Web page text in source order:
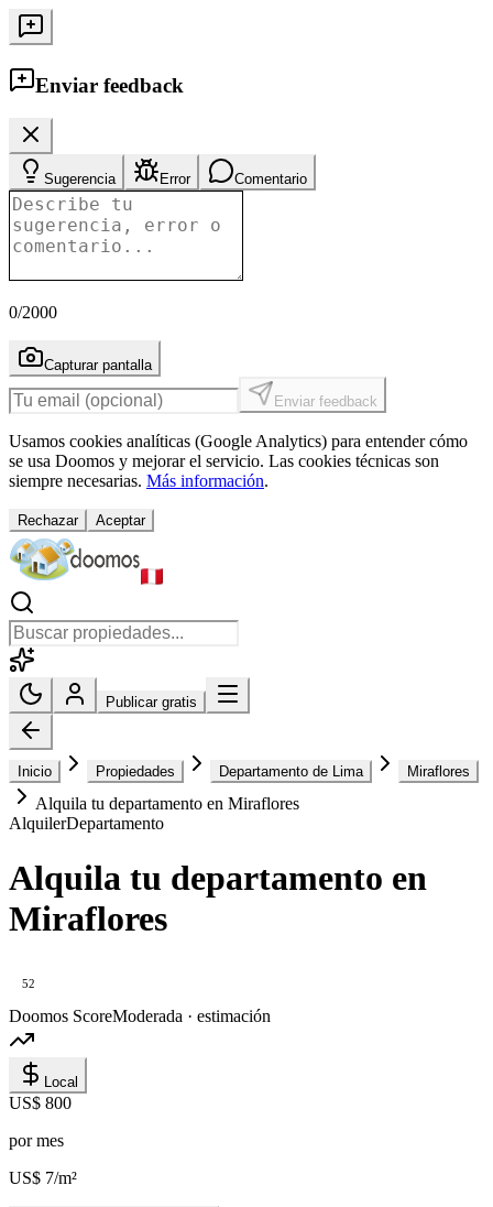
Enviar feedback
Sugerencia Error Comentario
0/2000
Capturar pantalla
Enviar feedback
Usamos cookies analíticas (Google Analytics) para entender cómo
se usa Doomos y mejorar el servicio. Las cookies técnicas son
siempre necesarias. Más información.
Rechazar Aceptar
Publicar gratis
Inicio Propiedades Departamento de Lima Miraflores
Alquila tu departamento en Miraflores
AlquilerDepartamento
Alquila tu departamento en
Miraflores
52
Doomos ScoreModerada · estimación
Local
US$ 800
por mes
US$ 7/m²